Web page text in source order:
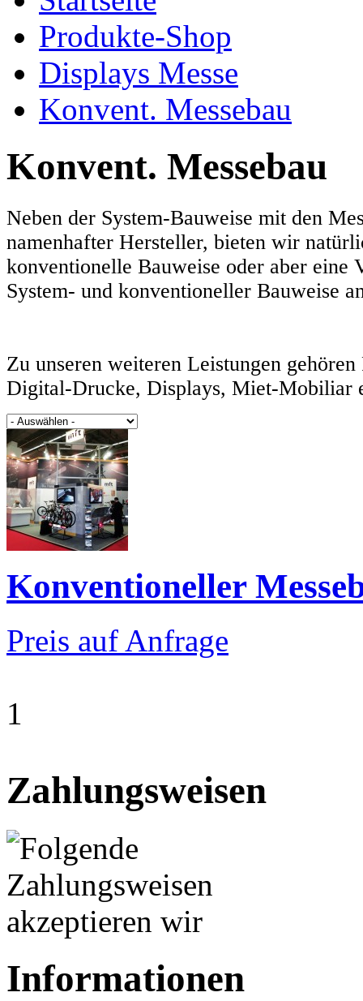
Produkte-Shop
Displays Messe
Konvent. Messebau
Konvent. Messebau
Neben der System-Bauweise mit den
namenhafter Hersteller, bieten wir
konventionelle Bauweise oder aber eine
System- und konventioneller Bauweise
Zu unseren weiteren Leistungen
Digital-Drucke, Displays, Miet-Mobiliar
Konventioneller
Preis auf Anfrage
1
Zahlungsweisen
Informationen